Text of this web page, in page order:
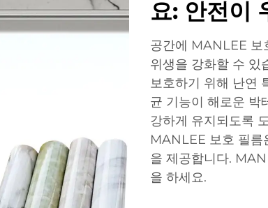
요: 안전이
공간에 MANLEE 보
위생을 강화할 수 있
보호하기 위해 난연
균 기능이 해로운 박
강하게 유지되도록
MANLEE 보호 필름
을 제공합니다.
을 하세요.